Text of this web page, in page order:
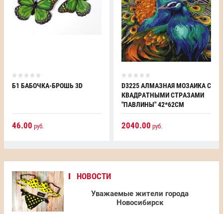
НОВОСТИ
Уважаемые жители города
Новосибирск
Б1 БАБОЧКА-БРОШЬ 3D
46.00 руб.
D3225 АЛМАЗНАЯ МОЗАИКА С
КВАДРАТНЫМИ СТРАЗАМИ
"ПАВЛИНЫ" 42*62СМ
2040.00 руб.